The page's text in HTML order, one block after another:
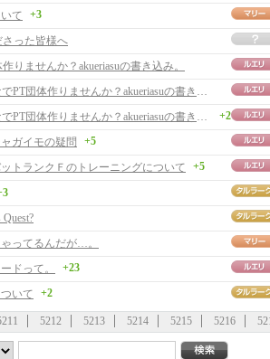
て
+3
さった皆様へ
りませんか？akueriasuの書き込み。
[返事]みんなでPT団体作りませんか？akueriasuの書き込み。
[返事]みんなでPT団体作りませんか？akueriasuの書き込み。
+2
ガイモの疑問
+5
トランクＦのトレーニングについて
+5
ってるんだが…。
ドって。
+23
いて
+2
5212 5213 5214 5215 5216